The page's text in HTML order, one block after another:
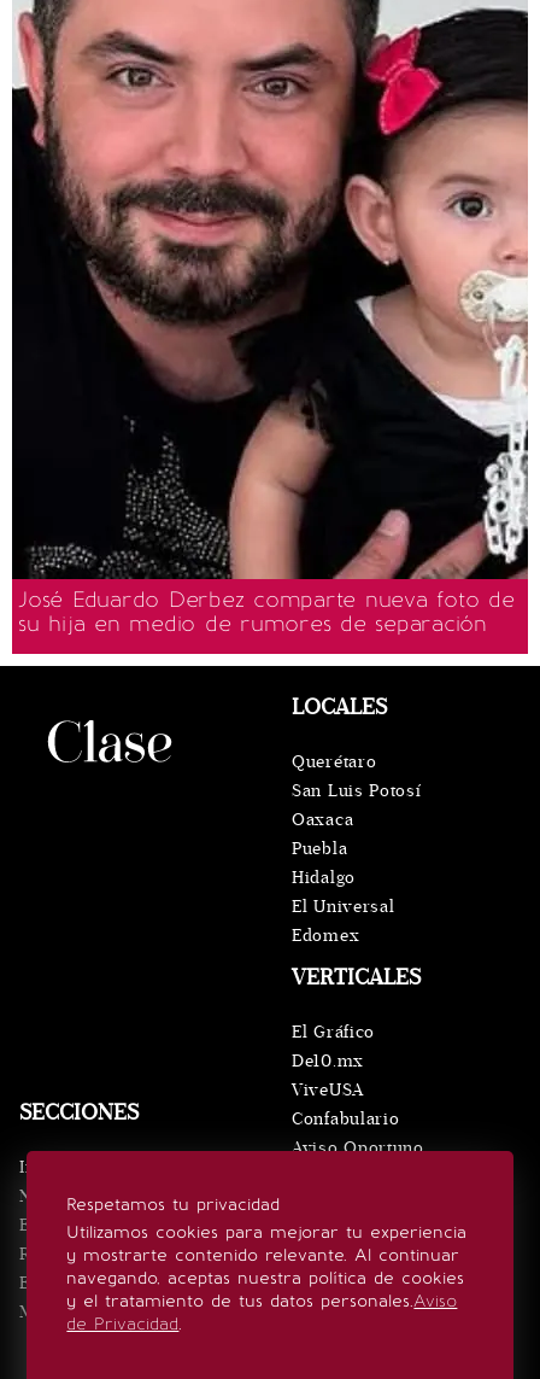
José Eduardo Derbez comparte nueva foto de
su hija en medio de rumores de separación
Respetamos tu privacidad
Utilizamos cookies para mejorar tu experiencia
y mostrarte contenido relevante. Al continuar
navegando, aceptas nuestra política de cookies
y el tratamiento de tus datos personales.Aviso
de Privacidad.
SECCIONES
Inicio
Noticias
Eventos
Realeza
Estilo de vida
Minuto x Minuto
VERTICALES
El Gráfico
De10.mx
ViveUSA
Confabulario
Aviso Oportuno
LOCALES
Querétaro
San Luis Potosí
Oaxaca
Puebla
Hidalgo
El Universal
Edomex
SÍGUENOS